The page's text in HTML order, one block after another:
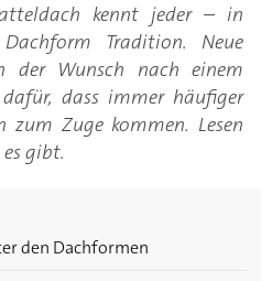
kennt jeder – in
Tradition. Neue
der Wunsch nach einem
dass immer häufiger
zum Zuge kommen. Lesen
gibt.
den Dachformen